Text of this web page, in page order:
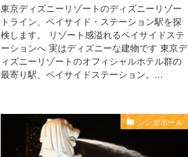
東京ディズニーリゾートのディズニーリゾー
トライン、ベイサイド・ステーション駅を探
検します。 リゾート感溢れるベイサイドステ
ーションへ 実はディズニーな建物です 東京デ
ィズニーリゾートのオフィシャルホテル群の
最寄り駅、ベイサイドステーション。...
シンガポール